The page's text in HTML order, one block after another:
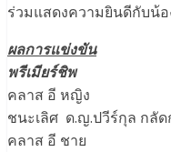
ร่วมแสดงความยินดีกับน้อ
ผลการแข่งขัน
พรีเมียร์ชิพ
คลาส อี หญิง
ชนะเลิศ ด.ญ.ปวีร์กุล กลั
คลาส อี ชาย